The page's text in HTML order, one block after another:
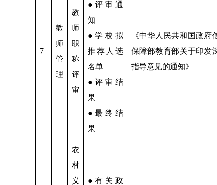
7
教
师
管
理
教
师
职
称
评
审
●评审通
知
●学校拟
推荐人选
名单
●评审结
果
●最终结
果
《中华人民共和国政
保障部教育部关于印发
指导意见的通知》
农
村
义
●有关政